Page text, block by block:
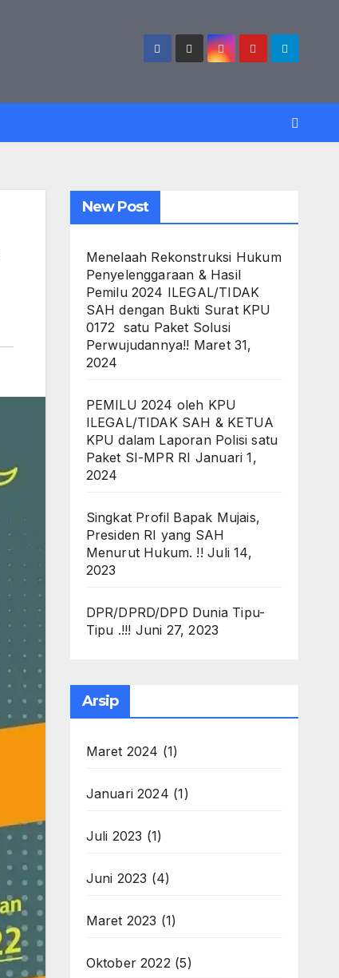
New Post
Menelaah Rekonstruksi Hukum
Penyelenggaraan & Hasil
Pemilu 2024 ILEGAL/TIDAK
SAH dengan Bukti Surat KPU
0172 satu Paket Solusi
Perwujudannya!! Maret 31,
2024
PEMILU 2024 oleh KPU
ILEGAL/TIDAK SAH & KETUA
KPU dalam Laporan Polisi satu
Paket SI-MPR RI Januari 1,
2024
Singkat Profil Bapak Mujais,
Presiden RI yang SAH
Menurut Hukum. !! Juli 14,
2023
DPR/DPRD/DPD Dunia Tipu-
Tipu .!!! Juni 27, 2023
Arsip
Maret 2024 (1)
Januari 2024 (1)
Juli 2023 (1)
Juni 2023 (4)
Maret 2023 (1)
Oktober 2022(5)